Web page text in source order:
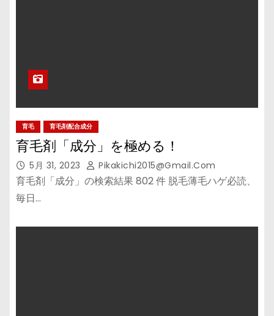
育毛 育毛剤配合成分
育毛剤「成分」を極める！
5月 31, 2023 Pikakichi2015@gmail.com
育毛剤「成分」の検索結果 802 件 脱毛薄毛ハゲ必読、
毎日…